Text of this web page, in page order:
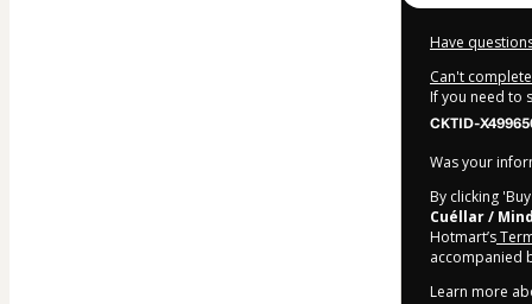
Have
Can't
If you need to
CKTID-
Was your
By clicking
Cuéllar /
Hotmart’s
accompanied
Learn more